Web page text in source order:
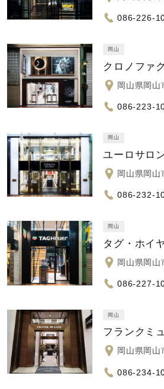
086-226-
岡山
クロノファ
岡山県岡山
086-223-
岡山
ユーロサロ
岡山県岡
086-232-
岡山
タグ・ホイ
岡山県岡
086-227-
岡山
フランクミ
岡山県岡
086-234-